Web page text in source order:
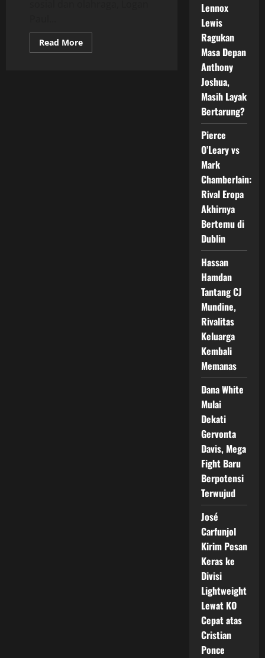
Read MoreRead
more
Lennox
Lewis
Ragukan
Masa Depan
Anthony
Joshua,
Masih Layak
Bertarung?
Pierce
O’Leary vs
Mark
Chamberlain:
Rival Eropa
Akhirnya
Bertemu di
Dublin
Hassan
Hamdan
Tantang CJ
Mundine,
Rivalitas
Keluarga
Kembali
Memanas
Dana White
Mulai
Dekati
Gervonta
Davis, Mega
Fight Baru
Berpotensi
Terwujud
José
Carfunjol
Kirim Pesan
Keras ke
Divisi
Lightweight
Lewat KO
Cepat atas
Cristian
Ponce